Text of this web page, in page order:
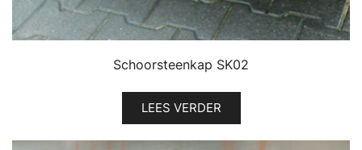
Schoorsteenkap SK02
LEES VERDER